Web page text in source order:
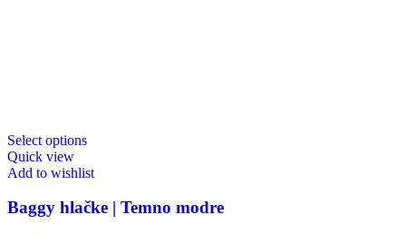
Select options
Quick view
Add to wishlist
Baggy hlačke | Temno modre